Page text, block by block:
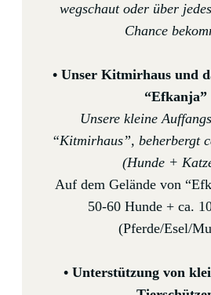
wegschaut oder über
Chance
• Unser Kitmirhaus und
“Efkanja”
Unsere kleine
“Kitmirhaus”, beherbergt
(Hunde +
Auf dem Gelände von
50-60 Hunde + ca.
(Pferde/Esel/
• Unterstützung von